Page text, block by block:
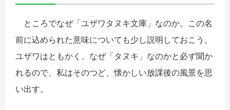
ところでなぜ「ユザワタヌキ文庫」なのか。この名
前に込められた意味についても少し説明しておこう。
ユザワはともかく、なぜ「タヌキ」なのかと必ず聞か
れるので、私はそのつど、懐かしい放課後の風景を思
い出す。